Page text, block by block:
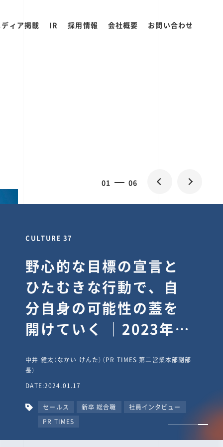
ィア掲載 IR 採用情報 会社概要 お問い合わせ
01 06
CULTURE 37
野心的な目標の宣言と
ひたむきな行動で、自
分自身の可能性の蓋を
開けていく ｜2023年度
タビュー #PR
TIMESな人たち
中井 健太（なかい けんた）（PR TIMES 第二営業本部副部
長）
DATE:2024.01.17
セールス 新卒 総合職
社員インタビュー
PR TIMES